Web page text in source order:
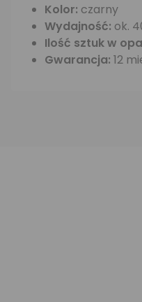
Kolor: czarny
Wydajność: ok.
Ilość sztuk w
Gwarancja: 12